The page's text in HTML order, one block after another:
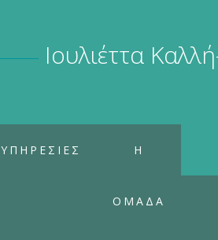
Ιουλιέττα
ΥΠΗΡΕΣΙΕΣ Η
ΟΜΑΔΑ